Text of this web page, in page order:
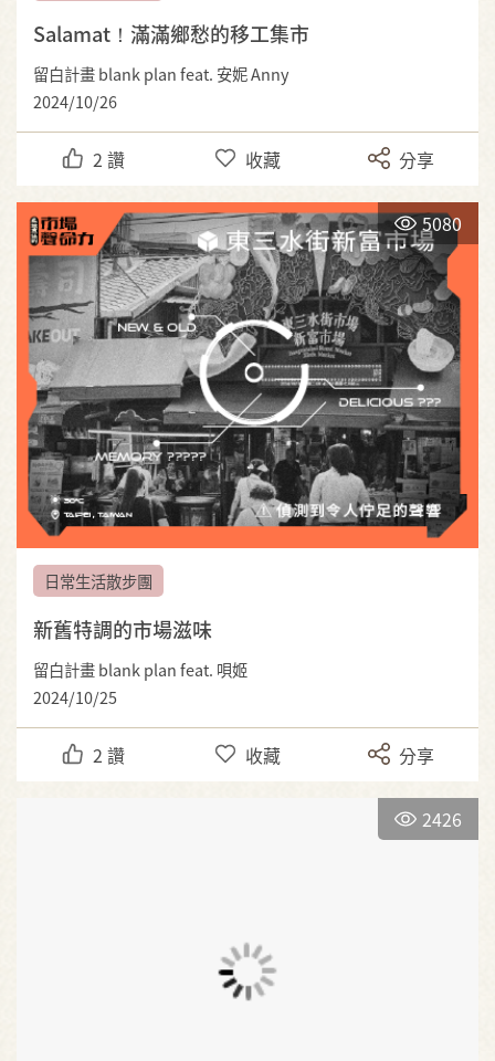
Salamat！滿滿鄉愁的移工集市
留白計畫 blank plan feat. 安妮 Anny
2024/10/26
2 讚 收藏 分享
5080
日常生活散步團
新舊特調的市場滋味
留白計畫 blank plan feat. 唄姬
2024/10/25
2 讚 收藏 分享
2426